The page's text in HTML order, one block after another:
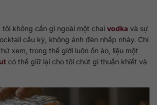
tôi không cần gì ngoài một chai vodka và sự
cầu kỳ, không ánh đèn nhấp nháy. Chỉ
xem, trong thế giới luôn ồn ào, liệu một
có thể giữ lại cho tôi chút gì thuần khiết và